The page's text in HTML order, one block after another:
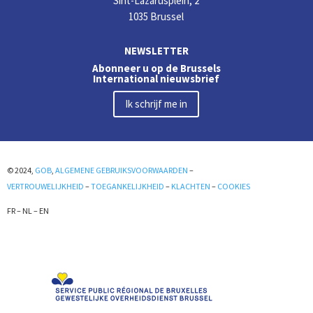
1035 Brussel
NEWSLETTER
Abonneer u op de Brussels
International nieuwsbrief
Ik schrijf me in
© 2024, GOB, ALGEMENE GEBRUIKSVOORWAARDEN –
VERTROUWELIJKHEID –TOEGANKELIJKHEID – KLACHTEN – COOKIES
FR– NL– EN